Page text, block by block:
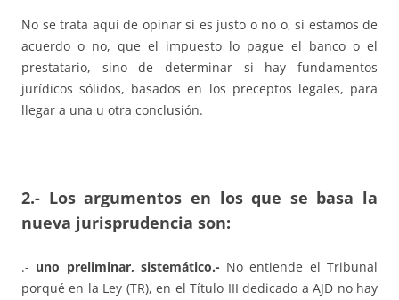
No se trata aquí de opinar si es justo o no o, si estamos de
acuerdo o no, que el impuesto lo pague el banco o el
prestatario, sino de determinar si hay fundamentos
jurídicos sólidos, basados en los preceptos legales, para
llegar a una u otra conclusión.
2.- Los argumentos en los que se basa la
nueva jurisprudencia son:
.- uno preliminar, sistemático.- No entiende el Tribunal
porqué en la Ley (TR), en el Título III dedicado a AJD no hay